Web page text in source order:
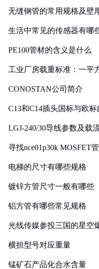
无缝钢管的常用规格及壁
生活中常见的传感器有哪
PE100管材的含义是什么
工业厂房载重标准：一平
CONOSTAN公司简介
C13和C14插头国标与欧
LGJ-240/30导线参数及载
寻找nce01p30k MOSFET
电梯的尺寸有哪些规格
镀锌方管尺寸一般有哪些
铝方管有哪些常见规格
光线传媒参投三国的星空
横担型号对应重量
锰矿石产品化合水含量